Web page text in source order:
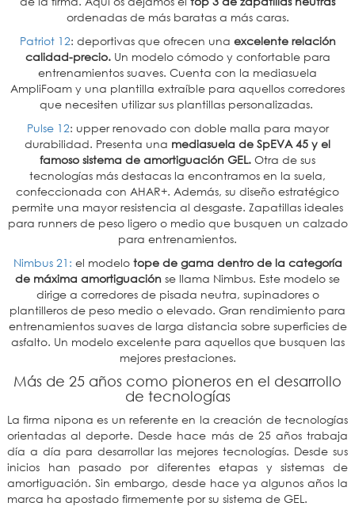
ordenadas de más baratas a más caras.
Patriot 12: deportivas que ofrecen una excelente relación
calidad-precio.Un modelo cómodo y confortable para
entrenamientos suaves. Cuenta con la mediasuela
AmpliFoam y una plantilla extraíble para aquellos corredores
que necesiten utilizar sus plantillas personalizadas.
Pulse 12: upper renovado con doble malla para mayor
durabilidad. Presenta una mediasuela de SpEVA 45 y el
famoso sistema de amortiguación GEL. Otra de sus
tecnologías más destacas la encontramos en la suela,
confeccionada con AHAR+. Además, su diseño estratégico
permite una mayor resistencia al desgaste. Zapatillas ideales
para runners de peso ligero o medio que busquen un calzado
para entrenamientos.
Nimbus 21: el modelo tope de gama dentro de la categoría
de máxima amortiguación se llama Nimbus. Este modelo se
dirige a corredores de pisada neutra, supinadores o
plantilleros de peso medio o elevado. Gran rendimiento para
entrenamientos suaves de larga distancia sobre superficies de
asfalto. Un modelo excelente para aquellos que busquen las
mejores prestaciones.
Más de 25 años como pioneros en el desarrollo
de tecnologías
La firma nipona es un referente en la creación de tecnologías
orientadas al deporte. Desde hace más de 25 años trabaja
día a día para desarrollar las mejores tecnologías. Desde sus
inicios han pasado por diferentes etapas y sistemas de
amortiguación. Sin embargo, desde hace ya algunos años la
marca ha apostado firmemente por su sistema de GEL.